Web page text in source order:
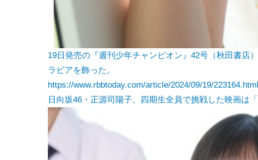
19日発売の『週刊少年チャンピオン』42号（秋田書店
ラビアを飾った。
https://www.rbbtoday.com/article/2024/09/19/223164.html
日向坂46・正源司陽子、四期生全員で挑戦した映画は